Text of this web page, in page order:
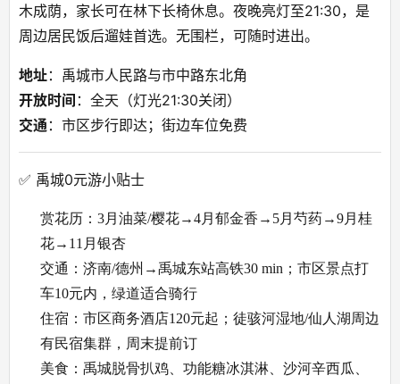
木成荫，家长可在林下长椅休息。夜晚亮灯至21:30，是
周边居民饭后遛娃首选。无围栏，可随时进出。
地址：禹城市人民路与市中路东北角
开放时间 ：全天（灯光21:30关闭）
交通 ：市区步行即达；街边车位免费
✅ 禹城0元游小贴士
赏花历：3月油菜/樱花→4月郁金香→5月芍药→9月桂
花→11月银杏
交通：济南/德州→禹城东站高铁30 min；市区景点打
车10元内，绿道适合骑行
住宿：市区商务酒店120元起；徒骇河湿地/仙人湖周边
有民宿集群，周末提前订
美食：禹城脱骨扒鸡、功能糖冰淇淋、沙河辛西瓜、